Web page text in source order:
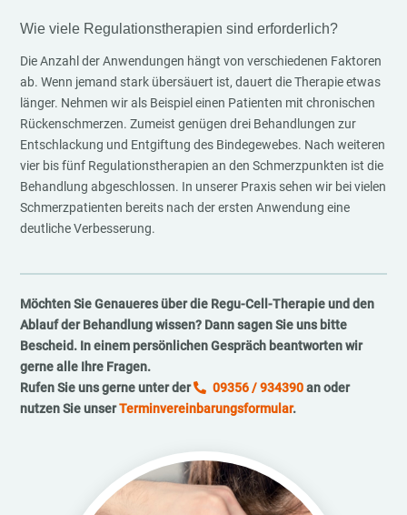
Wie viele Regulationstherapien sind erforderlich?
Die Anzahl der Anwendungen hängt von verschiedenen Faktoren
ab. Wenn jemand stark übersäuert ist, dauert die Therapie etwas
länger. Nehmen wir als Beispiel einen Patienten mit chronischen
Rückenschmerzen. Zumeist genügen drei Behandlungen zur
Entschlackung und Entgiftung des Bindegewebes. Nach weiteren
vier bis fünf Regulationstherapien an den Schmerzpunkten ist die
Behandlung abgeschlossen. In unserer Praxis sehen wir bei vielen
Schmerzpatienten bereits nach der ersten Anwendung eine
deutliche Verbesserung.
Möchten Sie Genaueres über die Regu-Cell-Therapie und den
Ablauf der Behandlung wissen? Dann sagen Sie uns bitte
Bescheid. In einem persönlichen Gespräch beantworten wir
gerne alle Ihre Fragen.
Rufen Sie uns gerne unter der
09356 / 934390an oder
nutzen Sie unserTerminvereinbarungsformular.